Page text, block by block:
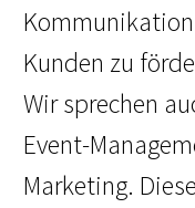
Kunden zu
Wir sprechen
Event-
Marketing.